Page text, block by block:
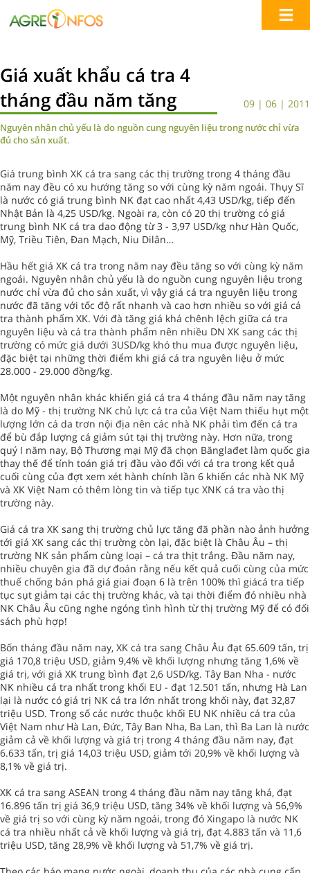
Giá xuất khẩu cá tra 4
tháng đầu năm tăng
09 | 06 | 2011
Nguyên nhân chủ yếu là do nguồn cung nguyên liệu trong nước chỉ vừa
đủ cho sản xuất.
Giá trung bình XK cá tra sang các thị trường trong 4 tháng đầu
năm nay đều có xu hướng tăng so với cùng kỳ năm ngoái. Thụy Sĩ
là nước có giá trung bình NK đạt cao nhất 4,43 USD/kg, tiếp đến
Nhật Bản là 4,25 USD/kg. Ngoài ra, còn có 20 thị trường có giá
trung bình NK cá tra dao động từ 3 - 3,97 USD/kg như Hàn Quốc,
Mỹ, Triều Tiên, Đan Mạch, Niu Dilân…
Hầu hết giá XK cá tra trong năm nay đều tăng so với cùng kỳ năm
ngoái. Nguyên nhân chủ yếu là do nguồn cung nguyên liệu trong
nước chỉ vừa đủ cho sản xuất, vì vậy giá cá tra nguyên liệu trong
nước đã tăng với tốc độ rất nhanh và cao hơn nhiều so với giá cá
tra thành phẩm XK. Với đà tăng giá khá chênh lệch giữa cá tra
nguyên liệu và cá tra thành phẩm nên nhiều DN XK sang các thị
trường có mức giá dưới 3USD/kg khó thu mua được nguyên liệu,
đặc biệt tại những thời điểm khi giá cá tra nguyên liệu ở mức
28.000 - 29.000 đồng/kg.
Một nguyên nhân khác khiến giá cá tra 4 tháng đầu năm nay tăng
là do Mỹ - thị trường NK chủ lực cá tra của Việt Nam thiếu hụt một
lượng lớn cá da trơn nội địa nên các nhà NK phải tìm đến cá tra
để bù đắp lượng cá giảm sút tại thị trường này. Hơn nữa, trong
quý I năm nay, Bộ Thương mại Mỹ đã chọn Bănglađet làm quốc gia
thay thế để tính toán giá trị đầu vào đối với cá tra trong kết quả
cuối cùng của đợt xem xét hành chính lần 6 khiến các nhà NK Mỹ
và XK Việt Nam có thêm lòng tin và tiếp tục XNK cá tra vào thị
trường này.
Giá cá tra XK sang thị trường chủ lực tăng đã phần nào ảnh hưởng
tới giá XK sang các thị trường còn lại, đặc biệt là Châu Âu – thị
trường NK sản phẩm cùng loại – cá tra thịt trắng. Đầu năm nay,
nhiều chuyên gia đã dự đoán rằng nếu kết quả cuối cùng của mức
thuế chống bán phá giá giai đoạn 6 là trên 100% thì giácá tra tiếp
tục sụt giảm tại các thị trường khác, và tại thời điểm đó nhiều nhà
NK Châu Âu cũng nghe ngóng tình hình từ thị trường Mỹ để có đối
sách phù hợp!
Bốn tháng đầu năm nay, XK cá tra sang Châu Âu đạt 65.609 tấn, trị
giá 170,8 triệu USD, giảm 9,4% về khối lượng nhưng tăng 1,6% về
giá trị, với giá XK trung bình đạt 2,6 USD/kg. Tây Ban Nha - nước
NK nhiều cá tra nhất trong khối EU - đạt 12.501 tấn, nhưng Hà Lan
lại là nước có giá trị NK cá tra lớn nhất trong khối này, đạt 32,87
triệu USD. Trong số các nước thuộc khối EU NK nhiều cá tra của
Việt Nam như Hà Lan, Đức, Tây Ban Nha, Ba Lan, thì Ba Lan là nước
giảm cả về khối lượng và giá trị trong 4 tháng đầu năm nay, đạt
6.633 tấn, trị giá 14,03 triệu USD, giảm tới 20,9% về khối lượng và
8,1% về giá trị.
XK cá tra sang ASEAN trong 4 tháng đầu năm nay tăng khá, đạt
16.896 tấn trị giá 36,9 triệu USD, tăng 34% về khối lượng và 56,9%
về giá trị so với cùng kỳ năm ngoái, trong đó Xingapo là nước NK
cá tra nhiều nhất cả về khối lượng và giá trị, đạt 4.883 tấn và 11,6
triệu USD, tăng 28,9% về khối lượng và 51,7% về giá trị.